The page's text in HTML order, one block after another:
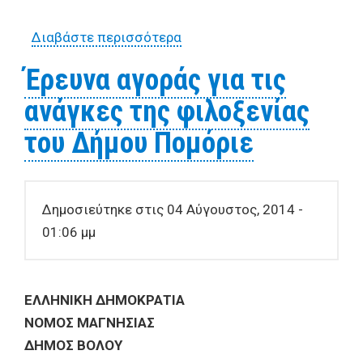
Διαβάστε περισσότεραγια Έρευνα αγοράς για την
εισιτηρίων μετά
επιστροφής με προορισμό
το Ροστώβ του Ντον της
Ρωσίας
Έρευνα αγοράς για τις
ανάγκες της φιλοξενίας
του Δήμου Πομόριε
Δημοσιεύτηκε στις 04 Αύγουστος, 2014 -
01:06 μμ
ΕΛΛΗΝΙΚΗ ΔΗΜΟΚΡΑΤΙΑ
ΝΟΜΟΣ ΜΑΓΝΗΣΙΑΣ
ΔΗΜΟΣ ΒΟΛΟΥ